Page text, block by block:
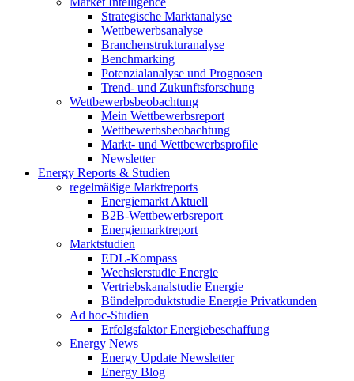
Strategische Marktanalyse
Wettbewerbsanalyse
Branchenstrukturanalyse
Benchmarking
Potenzialanalyse und Prognosen
Trend- und Zukunftsforschung
Wettbewerbs­beobachtung
Mein Wettbewerbsreport
Wettbewerbsbeobachtung
Markt- und Wettbewerbsprofile
Newsletter
Energy Reports & Studien
regelmäßige Marktreports
Energiemarkt Aktuell
B2B-Wettbewerbsreport
Energiemarktreport
Marktstudien
EDL-Kompass
Wechslerstudie Energie
Vertriebskanalstudie Energie
Bündelproduktstudie Energie Privatkunden
Ad hoc-Studien
Erfolgsfaktor Energiebeschaffung
Energy News
Energy Update Newsletter
Energy Blog